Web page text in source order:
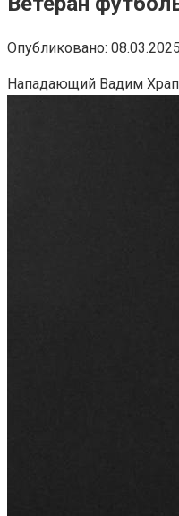
Опубликовано: 08.03.2025
Нападающий Вадим